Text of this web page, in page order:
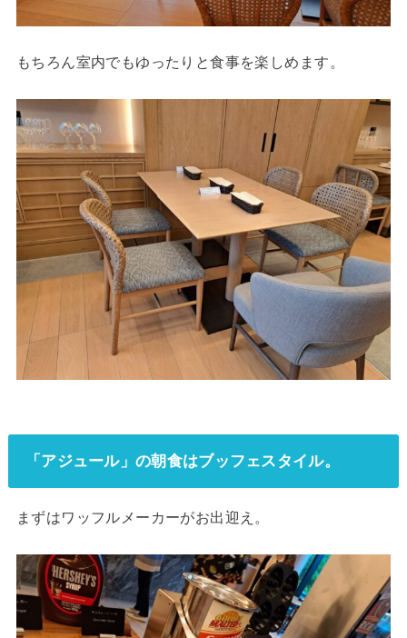
もちろん室内でもゆったりと食事を楽しめます。
「アジュール」の朝食はブッフェスタイル。
まずはワッフルメーカーがお出迎え。